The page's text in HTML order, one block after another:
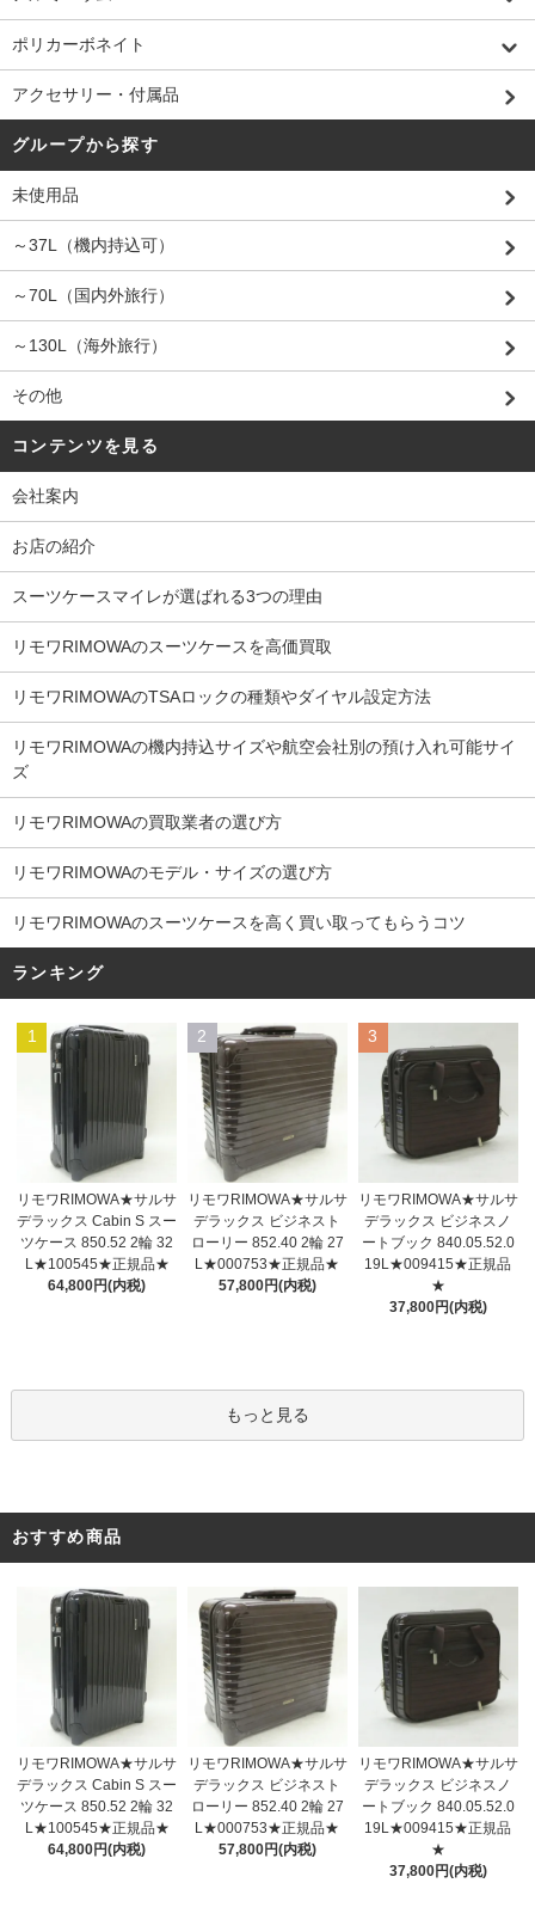
ポリカーボネイト
アクセサリー・付属品
グループから探す
未使用品
～37L（機内持込可）
～70L（国内外旅行）
～130L（海外旅行）
その他
コンテンツを見る
会社案内
お店の紹介
スーツケースマイレが選ばれる3つの理由
リモワRIMOWAのスーツケースを高価買取
リモワRIMOWAのTSAロックの種類やダイヤル設定方法
リモワRIMOWAの機内持込サイズや航空会社別の預け入れ可能サイ
ズ
リモワRIMOWAの買取業者の選び方
リモワRIMOWAのモデル・サイズの選び方
リモワRIMOWAのスーツケースを高く買い取ってもらうコツ
ランキング
1
リモワRIMOWA★サルサ
デラックス Cabin S スー
ツケース 850.52 2輪 32
L★100545★正規品★
64,800円(内税)
2
リモワRIMOWA★サルサ
デラックス ビジネスト
ローリー 852.40 2輪 27
L★000753★正規品★
57,800円(内税)
3
リモワRIMOWA★サルサ
デラックス ビジネスノ
ートブック 840.05.52.0
19L★009415★正規品
★
37,800円(内税)
もっと見る
おすすめ商品
リモワRIMOWA★サルサ
デラックス Cabin S スー
ツケース 850.52 2輪 32
L★100545★正規品★
64,800円(内税)
リモワRIMOWA★サルサ
デラックス ビジネスト
ローリー 852.40 2輪 27
L★000753★正規品★
57,800円(内税)
リモワRIMOWA★サルサ
デラックス ビジネスノ
ートブック 840.05.52.0
19L★009415★正規品
★
37,800円(内税)